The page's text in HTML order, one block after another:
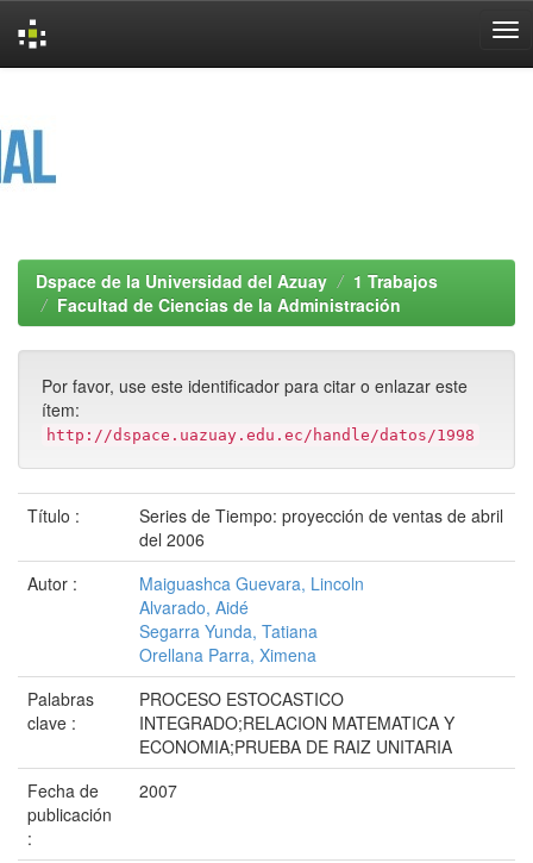
Dspace de la Universidad del Azuay
1 Trabajos
Facultad de Ciencias de la Administración
Por favor, use este identificador para citar o enlazar este
ítem:
http://dspace.uazuay.edu.ec/handle/datos/1998
Título :
Series de Tiempo: proyección de ventas de abril
del 2006
Autor :
Maiguashca Guevara, Lincoln
Alvarado, Aidé
Segarra Yunda, Tatiana
Orellana Parra, Ximena
Palabras
clave :
PROCESO ESTOCASTICO
INTEGRADO;RELACION MATEMATICA Y
ECONOMIA;PRUEBA DE RAIZ UNITARIA
Fecha de
publicación
:
2007